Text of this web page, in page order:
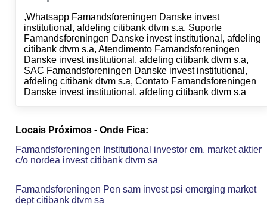
,Whatsapp Famandsforeningen Danske invest
institutional, afdeling citibank dtvm s.a, Suporte
Famandsforeningen Danske invest institutional, afdeling
citibank dtvm s.a, Atendimento Famandsforeningen
Danske invest institutional, afdeling citibank dtvm s.a,
SAC Famandsforeningen Danske invest institutional,
afdeling citibank dtvm s.a, Contato Famandsforeningen
Danske invest institutional, afdeling citibank dtvm s.a
Locais Próximos - Onde Fica:
Famandsforeningen Institutional investor em. market aktier
c/o nordea invest citibank dtvm sa
Famandsforeningen Pen sam invest psi emerging market
dept citibank dtvm sa